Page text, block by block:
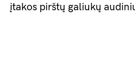
įtakos pirštų galiukų